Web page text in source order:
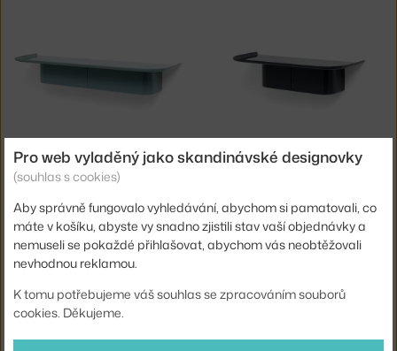
POLICE KORPUS L, SEA
HAY
2 - 3 týdny,4 940 Kč
HAY
Pro web vyladěný jako skandinávské designovky
(souhlas s cookies)
Aby správně fungovalo vyhledávání, abychom si pamatovali, co
máte v košíku, abyste vy snadno zjistili stav vaší objednávky a
nemuseli se pokaždé přihlašovat, abychom vás neobtěžovali
nevhodnou reklamou.
K tomu potřebujeme váš souhlas se zpracováním souborů
cookies. Děkujeme.